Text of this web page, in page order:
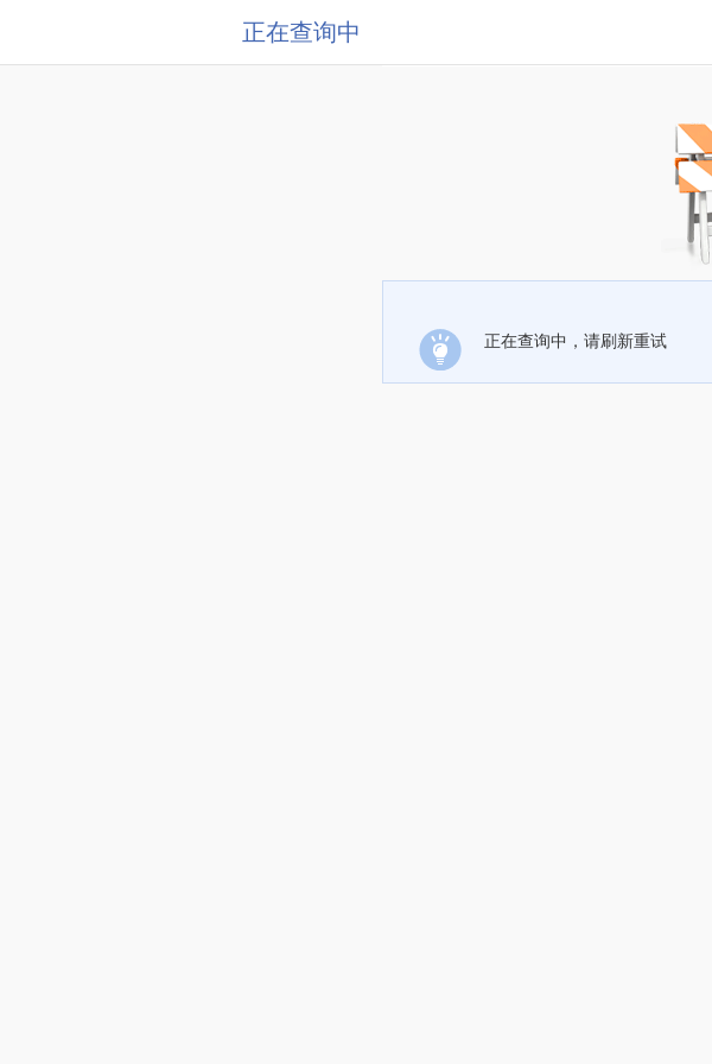
正在查询中
正在查询中，请刷新重试